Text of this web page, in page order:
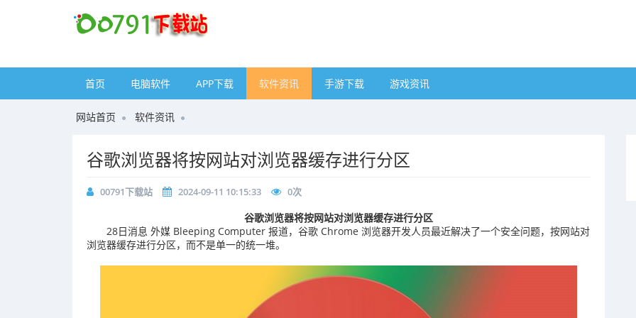
首页 电脑软件 APP下载 软件资讯 手游下载 游戏资讯
网站首页 软件资讯
谷歌浏览器将按网站对浏览器缓存进行分区
00791下载站 2024-09-11 10:15:33 0次
谷歌浏览器将按网站对浏览器缓存进行分区
28日消息 外媒 Bleeping Computer 报道，谷歌 Chrome 浏览器开发人员最近解决了一个安全问题，按网站对
浏览器缓存进行分区，而不是单一的统一堆。